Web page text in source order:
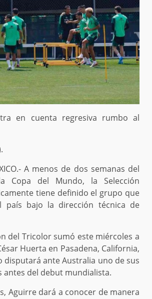
en cuenta regresiva rumbo al
A menos de dos semanas del
Copa del Mundo, la Selección
tiene definido el grupo que
país bajo la dirección técnica de
del Tricolor sumó este miércoles a
Huerta en Pasadena, California,
disputará ante Australia uno de sus
antes del debut mundialista.
Aguirre dará a conocer de manera